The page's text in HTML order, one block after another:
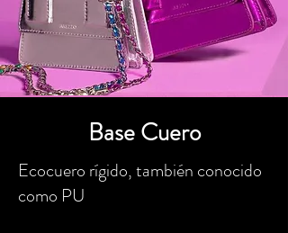
Base Cuero
Ecocuero rígido, también conocido
como PU